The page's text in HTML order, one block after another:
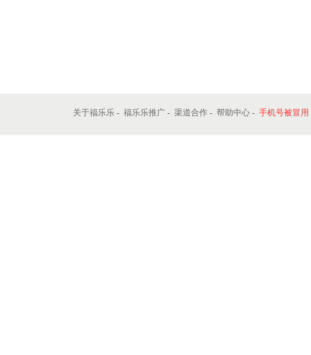
关于福乐乐 - 福乐乐推广 - 渠道合作 - 帮助中心 - 手机号被冒用